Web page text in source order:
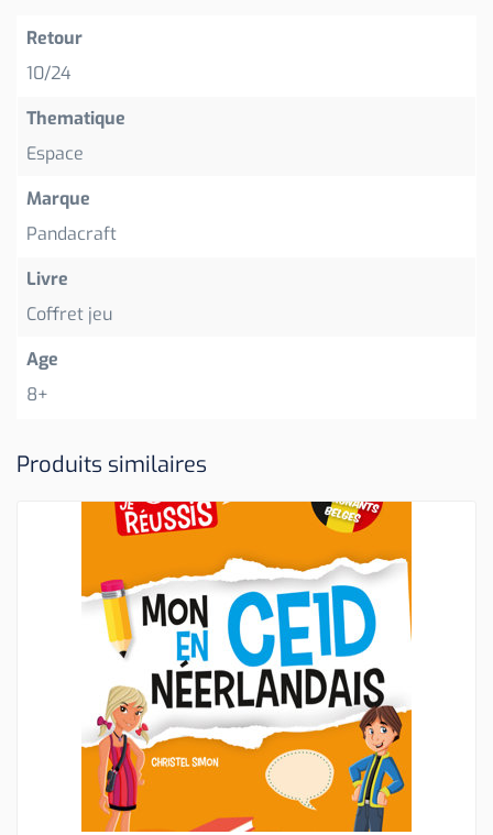
Retour
10/24
Thematique
Espace
Marque
Pandacraft
Livre
Coffret jeu
Age
8+
Produits similaires